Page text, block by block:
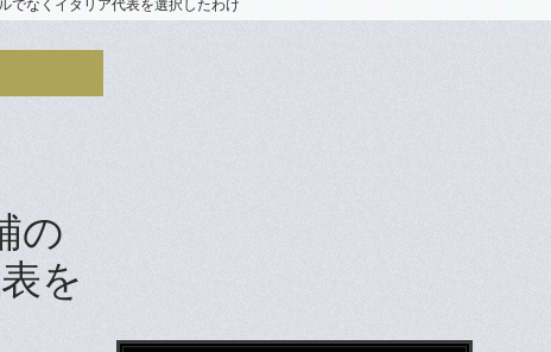
でなくイタリア代表を選択したわけ
の
を